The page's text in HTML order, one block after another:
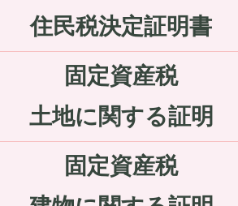
住民税決定証明書
固定資産税
土地に関する証明
固定資産税